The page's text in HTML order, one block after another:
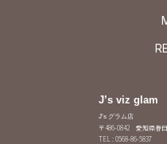
J’s viz glam
J's グラム店
〒486-0842 愛知県春
TEL : 0568-86-5837